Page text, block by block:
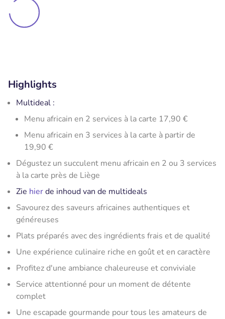
Highlights
Multideal :
​Menu africain en 2 services à la carte 17,90 €
Menu africain en 3 services à la carte à partir de
19,90 €
Dégustez un succulent menu africain en 2 ou 3 services
à la carte près de Liège
Zie hierde inhoud van de multideals
Savourez des saveurs africaines authentiques et
généreuses
Plats préparés avec des ingrédients frais et de qualité
Une expérience culinaire riche en goût et en caractère
Profitez d'une ambiance chaleureuse et conviviale
Service attentionné pour un moment de détente
complet
Une escapade gourmande pour tous les amateurs de